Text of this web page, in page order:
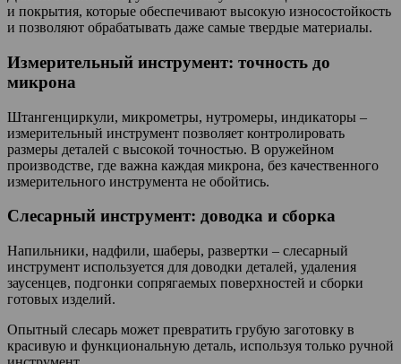
и покрытия, которые обеспечивают высокую износостойкость
и позволяют обрабатывать даже самые твердые материалы.
Измерительный инструмент: точность до
микрона
Штангенциркули, микрометры, нутромеры, индикаторы –
измерительный инструмент позволяет контролировать
размеры деталей с высокой точностью. В оружейном
производстве, где важна каждая микрона, без качественного
измерительного инструмента не обойтись.
Слесарный инструмент: доводка и сборка
Напильники, надфили, шаберы, развертки – слесарный
инструмент используется для доводки деталей, удаления
заусенцев, подгонки сопрягаемых поверхностей и сборки
готовых изделий.
Опытный слесарь может превратить грубую заготовку в
красивую и функциональную деталь, используя только ручной